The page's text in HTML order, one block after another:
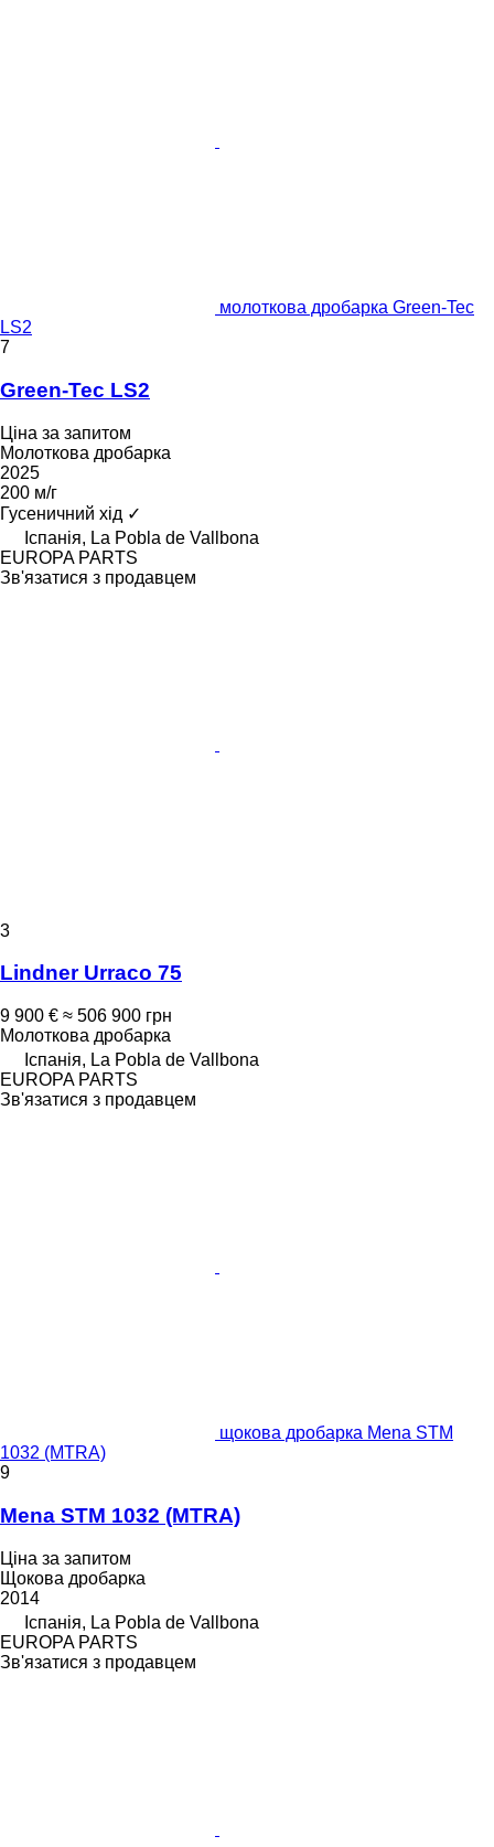
молоткова дробарка Green-Tec
LS2
7
Green-Tec LS2
Ціна за запитом
Молоткова дробарка
2025
200 м/г
Гусеничний хід ✓
Іспанія, La Pobla de Vallbona
EUROPA PARTS
Зв'язатися з продавцем
3
Lindner Urraco 75
9 900 € ≈ 506 900 грн
Молоткова дробарка
Іспанія, La Pobla de Vallbona
EUROPA PARTS
Зв'язатися з продавцем
щокова дробарка Mena STM
1032 (MTRA)
9
Mena STM 1032 (MTRA)
Ціна за запитом
Щокова дробарка
2014
Іспанія, La Pobla de Vallbona
EUROPA PARTS
Зв'язатися з продавцем